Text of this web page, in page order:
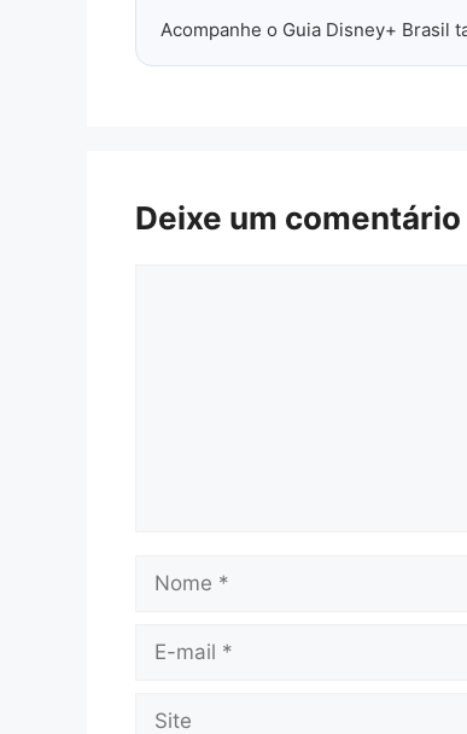
Acompanhe o Guia Disney+ Brasil
Deixe um comentário
Nome
E-
Site